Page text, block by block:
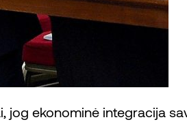
jog ekonominė integracija